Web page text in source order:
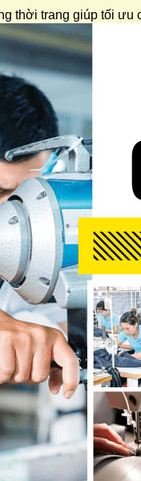
thời trang giúp tối